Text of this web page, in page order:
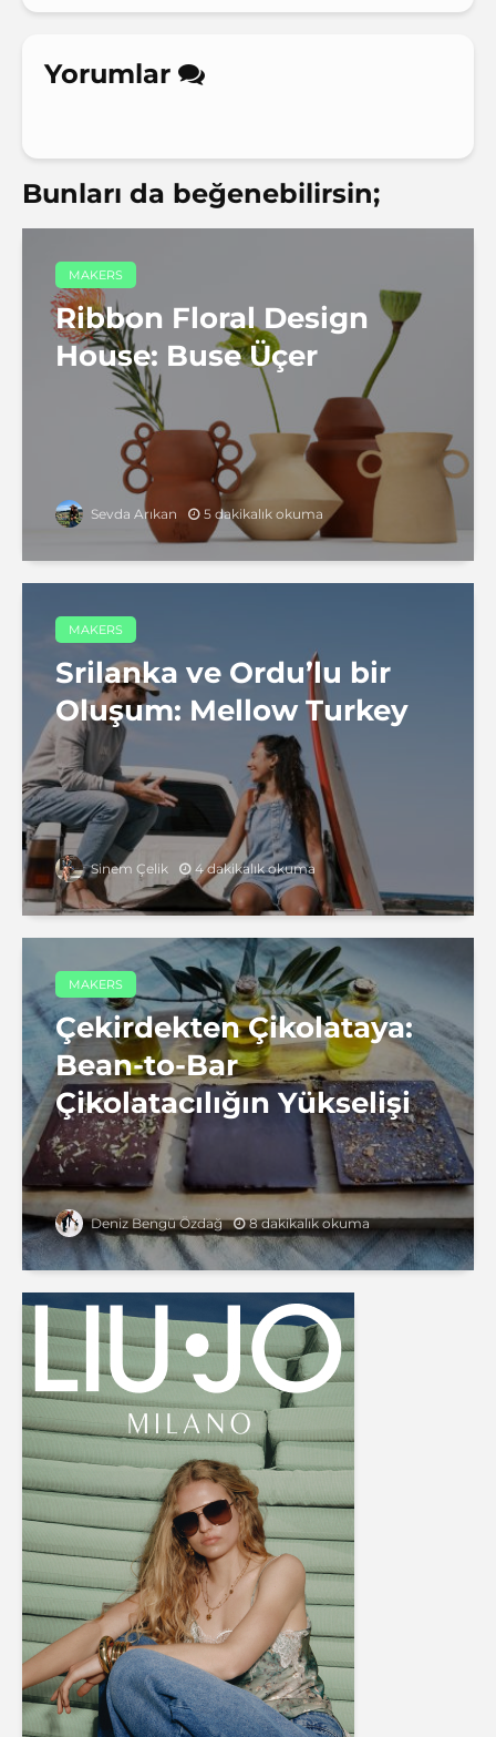
Yorumlar
Bunları da beğenebilirsin;
MAKERS
Ribbon Floral Design
House: Buse Üçer
Sevda Arıkan 5 dakikalık okuma
MAKERS
Srilanka ve Ordu’lu bir
Oluşum: Mellow Turkey
Sinem Çelik 4 dakikalık okuma
MAKERS
Çekirdekten Çikolataya:
Bean-to-Bar
Çikolatacılığın Yükselişi
Deniz Bengü Özdağ 8 dakikalık okuma